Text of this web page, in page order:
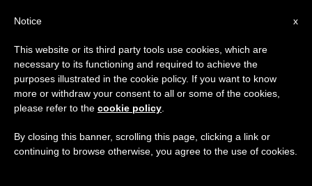
ETIQUETA
Posts Tagged ‘vasco
De Quiroga’
×
Aviso importante
Del 27 de julio al 7 de agosto haremos la pausa
anual, aprovechando que en el periodo de verano
se generan menos informaciones y también el
x
Notice
This website or its third party tools use cookies, which are
necessary to its functioning and required to achieve the
purposes illustrated in the cookie policy. If you want to know
more or withdraw your consent to all or some of the cookies,
please refer to the cookie policy
By closing this banner, scrolling this page, clicking a link or
continuing to browse otherwise, you agree to the use of cookies.